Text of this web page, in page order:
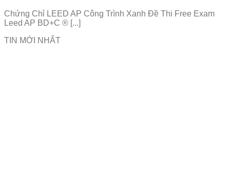
Chứng Chỉ LEED AP Công Trình Xanh Đề Thi Free Exam
Leed AP BD+C ® [...]
TIN MỚI NHẤT